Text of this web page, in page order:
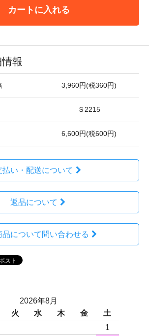
カートに入れる
報
3,960円(税360円)
Ｓ2215
6,600円(税600円)
払い・配送について
返品について
品について問い合わせる
2026年8月
火 水 木 金
土
1